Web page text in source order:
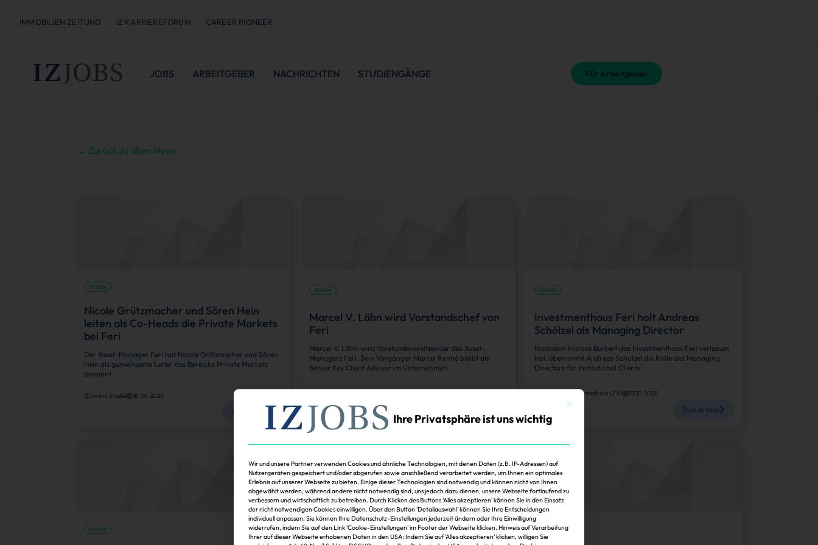
IMMOBILIEN ZEITUNG IZ KARRIEREFORUM CAREER PIONEER
JOBS ARBEITGEBER NACHRICHTEN STUDIENGÄNGE Für Arbeitgeber
← Zurück zu allen News
Köpfe
Nicole Grützmacher und Sören Hein
leiten als Co-Heads die Private Markets
bei Feri
Der Asset-Manager Feri hat Nicole Grützmacher und Sören
Hein als gemeinsame Leiter des Bereichs Private Markets
benannt.
Janina Stadel 18.06.2026
Zum Artikel
Köpfe
Marcel V. Lähn wird Vorstandschef von
Feri
Marcel V. Lähn wird Vorstandsvorsitzender des Asset-
Managers Feri. Sein Vorgänger Marcel Renné bleibt als
Senior Key Client Advisor im Unternehmen.
Köpfe
Investmenthaus Feri holt Andreas
Schölzel als Managing Director
Nachdem Marcus Burkert das Investmenthaus Feri verlassen
hat, übernimmt Andreas Schölzel die Rolle des Managing
Directors für Institutional Clients.
Janina Stadel, erstellt mit IZ KI 23.10.2025
Zum Artikel
Köpfe Köpfe Köpfe
Mit diesem Button wird der Dialog geschlossen. Seine Funktionalität ist identisch mit der
Ihre Privatsphäre ist uns wichtig
Wir und unsere Partner verwenden Cookies und ähnliche Technologien, mit denen Daten (z.B. IP-Adressen) auf
Nutzergeräten gespeichert und/oder abgerufen sowie anschließend verarbeitet werden, um Ihnen ein optimales
Erlebnis auf unserer Webseite zu bieten. Einige dieser Technologien sind notwendig und können nicht von Ihnen
abgewählt werden, während andere nicht notwendig sind, uns jedoch dazu dienen, unsere Webseite fortlaufend zu
verbessern und wirtschaftlich zu betreiben. Durch Klicken des Buttons 'Alles akzeptieren' können Sie in den Einsatz
der nicht notwendigen Cookies einwilligen. Über den Button 'Detailauswahl' können Sie Ihre Entscheidungen
individuell anpassen. Sie können Ihre Datenschutz-Einstellungen jederzeit ändern oder Ihre Einwilligung
widerrufen, indem Sie auf den Link 'Cookie-Einstellungen' im Footer der Webseite klicken. Hinweis auf Verarbeitung
Ihrer auf dieser Webseite erhobenen Daten in den USA: Indem Sie auf 'Alles akzeptieren' klicken, willigen Sie